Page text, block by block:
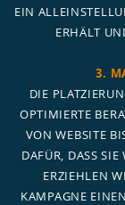
EIN
ERHÄLT
3.
DIE
OPTIMIERTE
VON WEBSITE
DAFÜR, DASS SIE
ERZIEHLEN
KAMPAGNE